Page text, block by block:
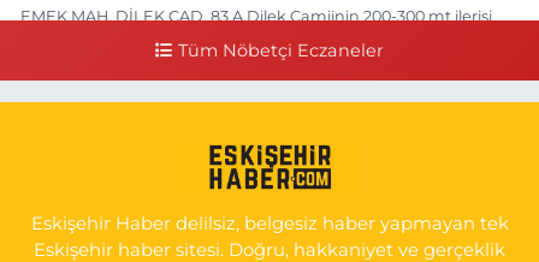
EMEK MAH. DİLEK CAD. 83 A Dilek Camiinin 200-300 mt ilerisi
İSTİKLAL MAH. ŞAİR FUZULİ CAD. NO:35 A HAVA HASTANESİ
KARŞI KÖŞESİ ŞAİR FUZULİ AİLE SAĞLIĞI MERKEZİ KARŞISI
0 (222) 230 11 31 Yol Tarifi Al
Tüm Nöbetçi Eczaneler
Eskişehir Haber delilsiz, belgesiz haber yapmayan tek
Eskişehir haber sitesi. Doğru, hakkaniyet ve gerçeklik